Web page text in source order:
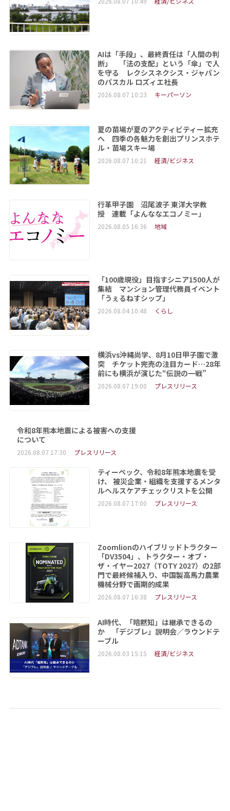
AIは「手段」、最終責任は「人間の判
断」 「法の支配」という「傘」で人
を守る レクシスネクシス・ジャパン
のパスカル ロズィエ社長
2026.08.07 10:23 キーパーソン
夏の苗場が夏のアクティビティー拡充
へ 四季の各魅力を創出プリンスホテ
ル・苗場スキー場
2026.08.07 10:21 経済/ビジネス
行革甲子園 沼尾波子 東洋大学教
授 連載「よんななエコノミー」
2026.08.05 16:36 地域
「100歳現役」目指すシニア1500人が
集結 マンション管理代務員イベント
「うぇるねすシップ」
2026.08.04 10:48 くらし
横浜vs沖縄尚学、8月10日甲子園で激
突 チケット完売の注目カード…28年
前にも横浜が演じた“伝説の一戦”
2026.08.07 19:00 プレスリリース
令和8年熊本地震による被害への支援
について
2026.08.07 17:30 プレスリリース
ティーペック、令和8年熊本地震を受
け、 被災企業・組織を支援するメンタ
ルヘルスケアチェックリストを公開
2026.08.07 17:00 プレスリリース
Zoomlionのハイブリッドトラクター
「DV3504」、トラクター・オブ・
ザ・イヤー2027（TOTY 2027）の2部
門で最終候補入り、中国製高馬力農業
機械分野で画期的成果
2026.08.07 16:38 プレスリリース
AI時代、「暗黙知」は継承できるの
か 「デジブレ」説明会／ラウンドテ
ーブル
2026.08.03 15:15 経済/ビジネス